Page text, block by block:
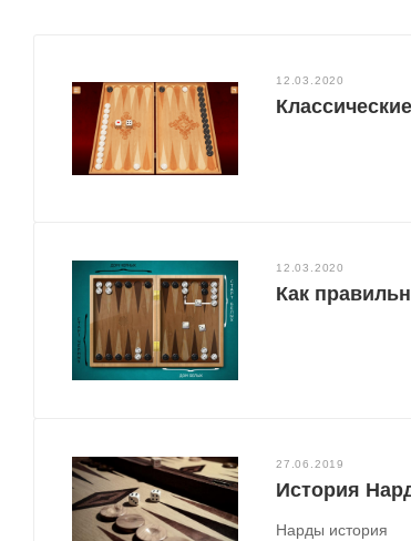
12.03.2020
12.03.2020
Как
27.06.2019
История
Нарды история